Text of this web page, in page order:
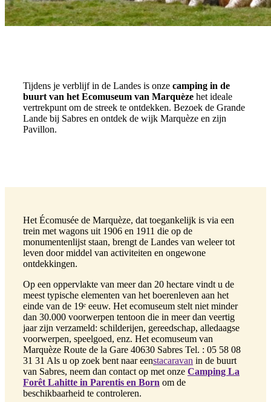
Tijdens je verblijf in de Landes is onze camping in de
buurt van het Ecomuseum van Marquèze het ideale
vertrekpunt om de streek te ontdekken. Bezoek de Grande
Lande bij Sabres en ontdek de wijk Marquèze en zijn
Pavillon.
Het Écomusée de Marquèze, dat toegankelijk is via een
trein met wagons uit 1906 en 1911 die op de
monumentenlijst staan, brengt de Landes van weleer tot
leven door middel van activiteiten en ongewone
ontdekkingen.
Op een oppervlakte van meer dan 20 hectare vindt u de
meest typische elementen van het boerenleven aan het
einde van de 19ᵉ eeuw. Het ecomuseum stelt niet minder
dan 30.000 voorwerpen tentoon die in meer dan veertig
jaar zijn verzameld: schilderijen, gereedschap, alledaagse
voorwerpen, speelgoed, enz. Het ecomuseum van
Marquèze Route de la Gare 40630 Sabres Tel. : 05 58 08
31 31 Als u op zoek bent naar eenstacaravan in de buurt
van Sabres, neem dan contact op met onze Camping La
Forêt Lahitte in Parentis en Born om de
beschikbaarheid te controleren.